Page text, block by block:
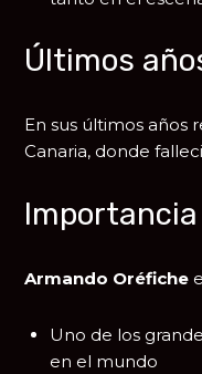
Últimos
En sus últimos años
Canaria, donde
Importancia
Armando Oréfiche
Uno de los
en el mundo